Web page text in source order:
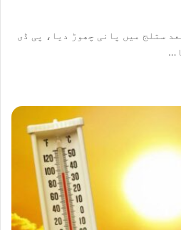
ستلج میں پانی چھوڑ دیا، پی ڈی